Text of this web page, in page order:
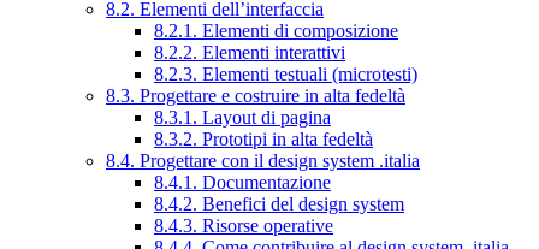
8.2. Elementi dell’interfaccia
8.2.1. Elementi di composizione
8.2.2. Elementi interattivi
8.2.3. Elementi testuali (microtesti)
8.3. Progettare e costruire in alta fedeltà
8.3.1. Layout di pagina
8.3.2. Prototipi in alta fedeltà
8.4. Progettare con il design system .italia
8.4.1. Documentazione
8.4.2. Benefici del design system
8.4.3. Risorse operative